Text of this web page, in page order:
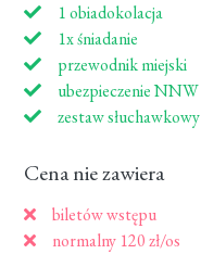
1 obiadokolacja
1x śniadanie
przewodnik miejski
ubezpieczenie NNW
zestaw słuchawkowy
Cena nie zawiera
biletów wstępu
normalny 120 zł/os